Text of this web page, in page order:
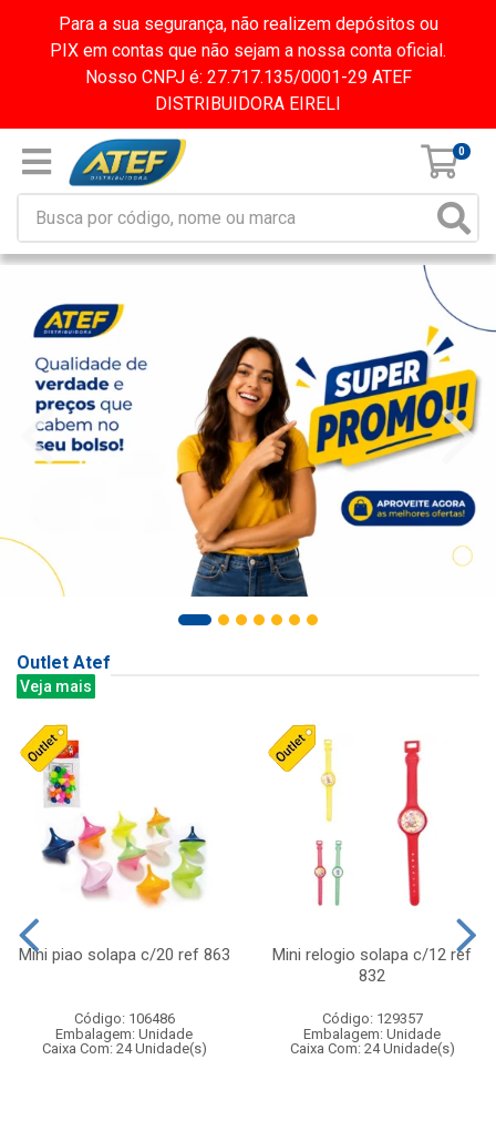
Para a sua segurança, não realizem depósitos ou
PIX em contas que não sejam a nossa conta oficial.
Nosso CNPJ é: 27.717.135/0001-29 ATEF
DISTRIBUIDORA EIRELI
0
Outlet Atef
Veja mais
Mini piao solapa c/20 ref 863
Código: 106486
Embalagem: Unidade
Caixa Com: 24 Unidade(s)
Mini relogio solapa c/12 ref
832
Código: 129357
Embalagem: Unidade
Caixa Com: 24 Unidade(s)